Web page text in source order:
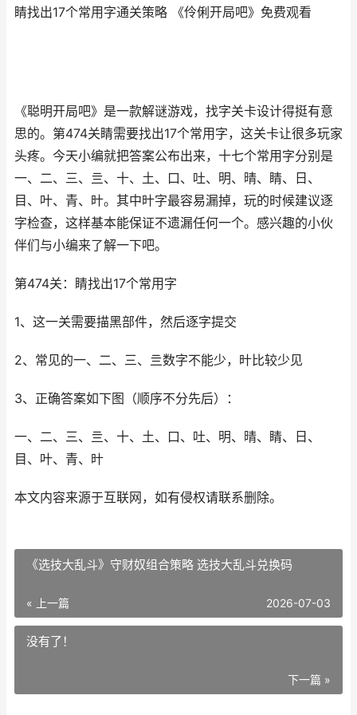
睛找出17个常用字通关策略 《伶俐开局吧》免费观看
《聪明开局吧》是一款解谜游戏，找字关卡设计得挺有意
思的。第474关睛需要找出17个常用字，这关卡让很多玩家
头疼。今天小编就把答案公布出来，十七个常用字分别是
一、二、三、亖、十、土、口、吐、明、晴、睛、日、
目、叶、青、旪。其中旪字最容易漏掉，玩的时候建议逐
字检查，这样基本能保证不遗漏任何一个。感兴趣的小伙
伴们与小编来了解一下吧。
第474关：睛找出17个常用字
1、这一关需要描黑部件，然后逐字提交
2、常见的一、二、三、亖数字不能少，旪比较少见
3、正确答案如下图（顺序不分先后）：
一、二、三、亖、十、土、口、吐、明、晴、睛、日、
目、叶、青、旪
本文内容来源于互联网，如有侵权请联系删除。
《选技大乱斗》守财奴组合策略 选技大乱斗兑换码
« 上一篇 2026-07-03
没有了！
下一篇 »